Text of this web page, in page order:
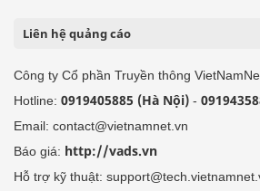
Liên hệ quảng cáo
Công ty Cổ phần Truyền thông
Hotline: 0919405885 (Hà Nội) -
Email: contact@vietnamnet.vn
Báo giá: http://vads.vn
Hỗ trợ kỹ thuật: